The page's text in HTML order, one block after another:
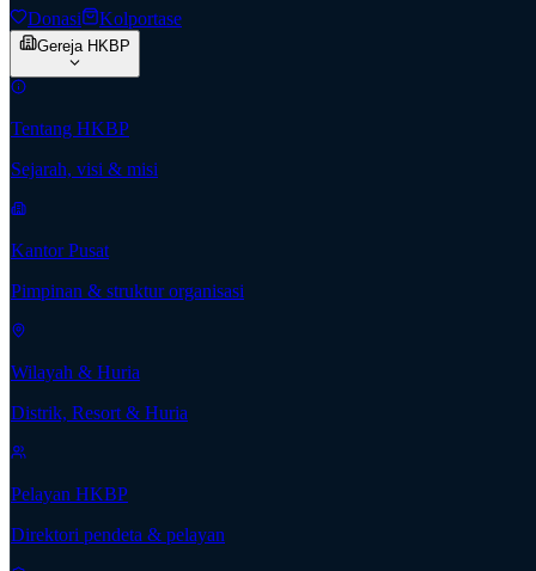
Donasi Kolportase
Gereja HKBP
Tentang HKBP
Sejarah, visi & misi
Kantor Pusat
Pimpinan & struktur organisasi
Wilayah & Huria
Distrik, Resort & Huria
Pelayan HKBP
Direktori pendeta & pelayan